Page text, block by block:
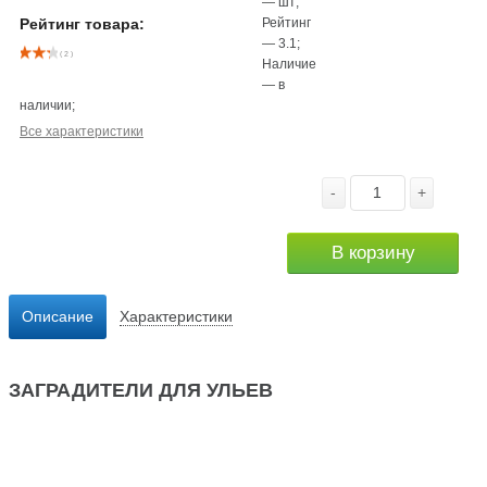
Рейтинг товара:
( 2 )
Рейтинг
—3.1;
Наличие
—в
наличии;
Все характеристики
- +
В корзину
Описание Характеристики
ЗАГРАДИТЕЛИ ДЛЯ УЛЬЕВ